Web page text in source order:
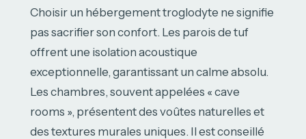
Choisir un hébergement troglodyte ne signifie
pas sacrifier son confort. Les parois de tuf
offrent une isolation acoustique
exceptionnelle, garantissant un calme absolu.
Les chambres, souvent appelées « cave
rooms », présentent des voûtes naturelles et
des textures murales uniques. Il est conseillé